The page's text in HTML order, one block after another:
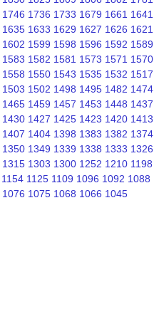
1746 1736 1733 1679 1661 1641
1635 1633 1629 1627 1626 1621
1602 1599 1598 1596 1592 1589
1583 1582 1581 1573 1571 1570
1558 1550 1543 1535 1532 1517
1503 1502 1498 1495 1482 1474
1465 1459 1457 1453 1448 1437
1430 1427 1425 1423 1420 1413
1407 1404 1398 1383 1382 1374
1350 1349 1339 1338 1333 1326
1315 1303 1300 1252 1210 1198
1154 1125 1109 1096 1092 1088
1076 1075 1068 1066 1045